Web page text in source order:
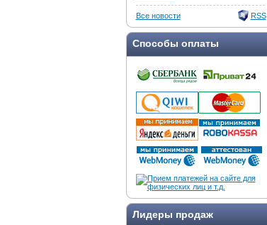
Все новости RSS
Способы оплаты
Лидеры продаж